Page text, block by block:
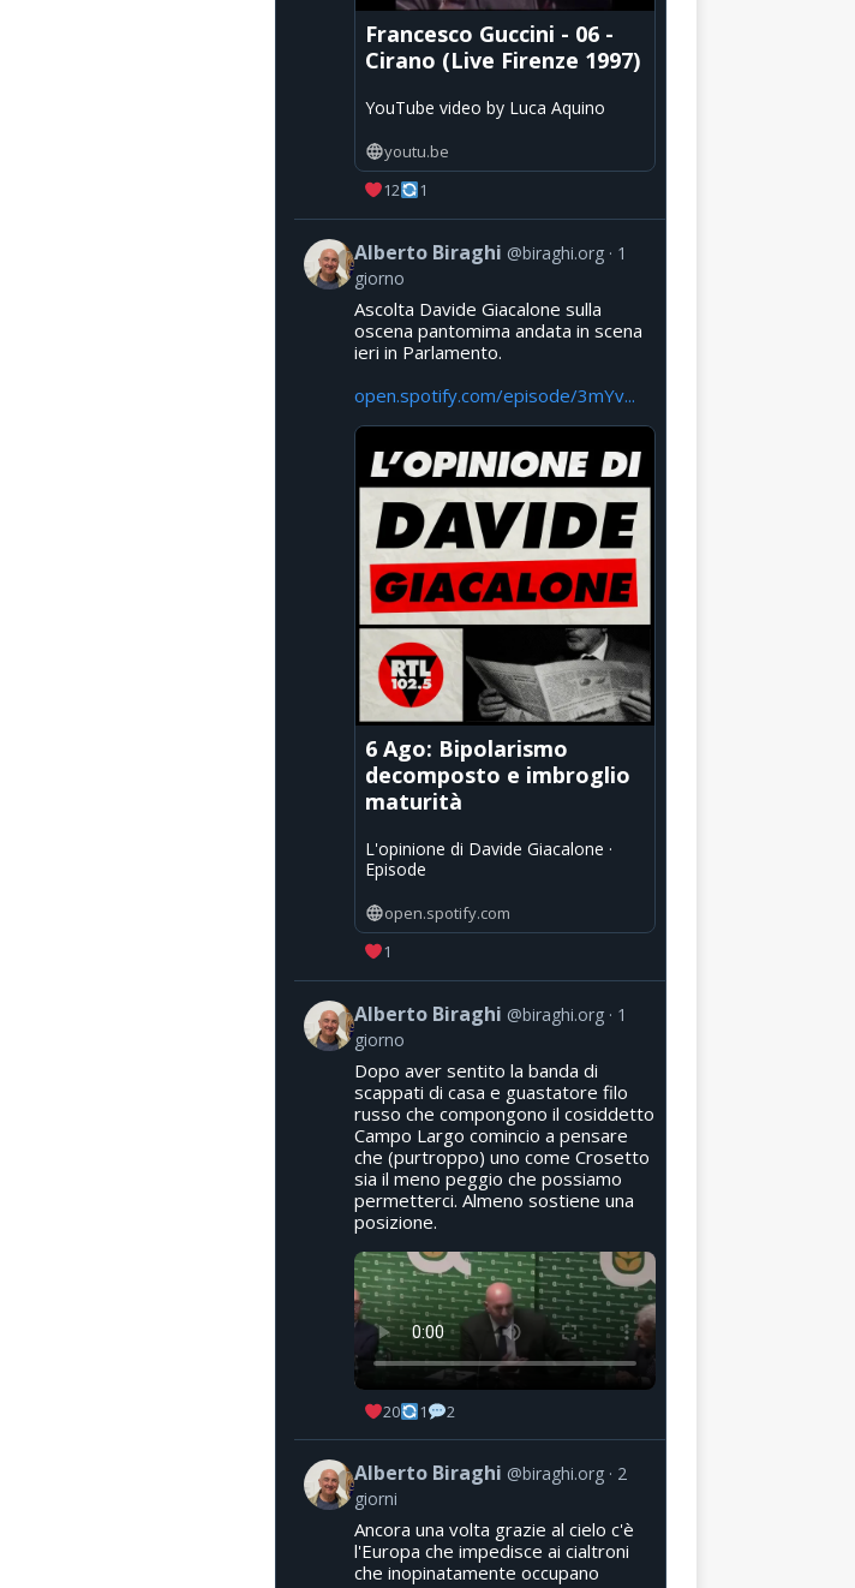
Francesco Guccini - 06 -
Cirano (Live Firenze 1997)
YouTube video by Luca Aquino
youtu.be
12
1
Alberto Biraghi @biraghi.org
1
giorno
Ascolta Davide Giacalone sulla
oscena pantomima andata in scena
ieri in Parlamento.
open.spotify.com/episode/3mYv...
6 Ago: Bipolarismo
decomposto e imbroglio
maturità
L'opinione di Davide Giacalone ·
Episode
open.spotify.com
1
Alberto Biraghi @biraghi.org
1
giorno
Dopo aver sentito la banda di
scappati di casa e guastatore filo
russo che compongono il cosiddetto
Campo Largo comincio a pensare
che (purtroppo) uno come Crosetto
sia il meno peggio che possiamo
permetterci. Almeno sostiene una
posizione.
20 1 2
Alberto Biraghi @biraghi.org
2
giorni
Ancora una volta grazie al cielo c'è
l'Europa che impedisce ai cialtroni
che inopinatamente occupano